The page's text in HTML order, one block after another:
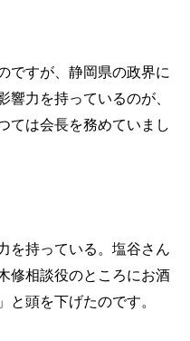
ですが、静岡県の政界に
響力を持っているのが、
ては会長を務めていまし
を持っている。塩谷さん
修相談役のところにお酒
と頭を下げたのです。